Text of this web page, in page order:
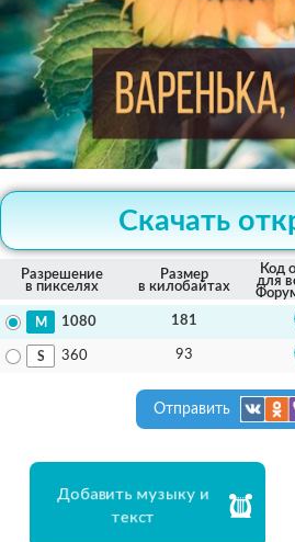
Скачать
Разрешение
в пикселях
Размер
в килобайтах
Код
для
1080 181
360 93
Отправить
Добавить музыку и
текст